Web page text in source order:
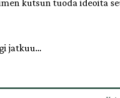
kutsun tuoda ideoita
jatkuu…